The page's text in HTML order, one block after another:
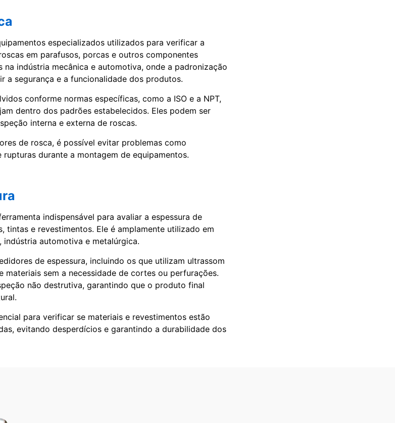
especializados utilizados para verificar a
em parafusos, porcas e outros componentes
na indústria mecânica e automotiva, onde a padronização
a segurança e a funcionalidade dos produtos.
conforme normas específicas, como a ISO e a NPT,
dentro dos padrões estabelecidos. Eles podem ser
interna e externa de roscas.
de rosca, é possível evitar problemas como
durante a montagem de equipamentos.
indispensável para avaliar a espessura de
tintas e revestimentos. Ele é amplamente utilizado em
automotiva e metalúrgica.
de espessura, incluindo os que utilizam ultrassom
materiais sem a necessidade de cortes ou perfurações.
não destrutiva, garantindo que o produto final
para verificar se materiais e revestimentos estão
evitando desperdícios e garantindo a durabilidade dos